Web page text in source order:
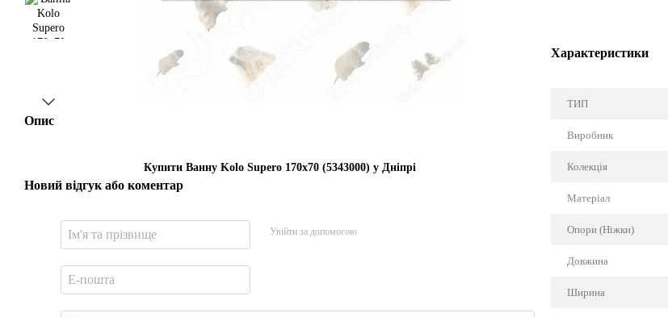
Опис
Купити Ванну Kolo Supero 170x70 (5343000) у Дніпрі
Новий відгук або коментар
Увійти за допомогою
Характеристики
ТИП
Виробник
Колекція
Матеріал
Опори (Ніжки)
Довжина
Ширина